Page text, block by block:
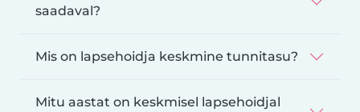
saadaval?
Mis on lapsehoidja keskmine tunnitasu?
Mitu aastat on keskmisel lapsehoidjal